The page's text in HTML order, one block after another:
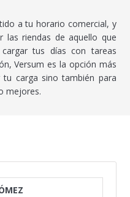
a tu horario comercial, y
las riendas de aquello que
tus días con tareas
Versum es la opción más
carga sino también para
mejores.